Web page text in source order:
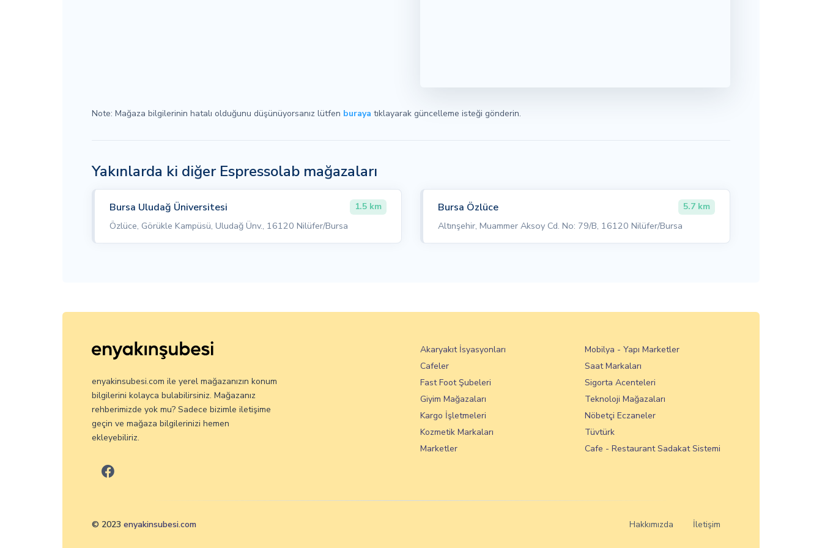
Note: Mağaza bilgilerinin hatalı olduğunu düşünüyorsanız lütfen buraya tıklayarak güncelleme isteği gönderin.
Yakınlarda ki diğer Espressolab mağazaları
Bursa Uludağ Üniversitesi 1.5 km
Özlüce, Görükle Kampüsü, Uludağ Ünv., 16120 Nilüfer/Bursa
Bursa Özlüce 5.7 km
Altınşehir, Muammer Aksoy Cd. No: 79/B, 16120 Nilüfer/Bursa
enyakinsubesi.com ile yerel mağazanızın konum
bilgilerini kolayca bulabilirsiniz. Mağazanız
rehberimizde yok mu? Sadece bizimle iletişime
geçin ve mağaza bilgilerinizi hemen
ekleyebiliriz.
Akaryakıt İsyasyonları
Cafeler
Fast Foot Şubeleri
Giyim Mağazaları
Kargo İşletmeleri
Kozmetik Markaları
Marketler
Mobilya - Yapı Marketler
Saat Markaları
Sigorta Acenteleri
Teknoloji Mağazaları
Nöbetçi Eczaneler
Tüvtürk
Cafe - Restaurant Sadakat Sistemi
© 2023 enyakinsubesi.com Hakkımızda İletişim